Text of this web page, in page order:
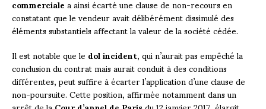
constatant que le vendeur avait délibérément dissimulé des
éléments substantiels affectant la valeur de la société cédée.
Il est notable que ledol incident, qui n’aurait pas empêché la
conclusion du contrat mais aurait conduit à des conditions
différentes, peut suffire à écarter l’application d’une clause de
non-poursuite. Cette position, affirmée notamment dans un